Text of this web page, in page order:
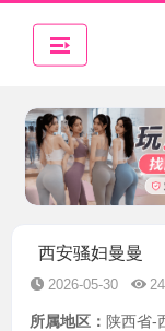
西安骚妇曼曼
2026-05-30
所属地区： 陕西省-